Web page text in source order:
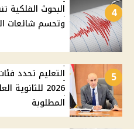
4
البحوث الفلكية
وتحسم شائعات
5
التعليم تحدد
2026
المطلوبة